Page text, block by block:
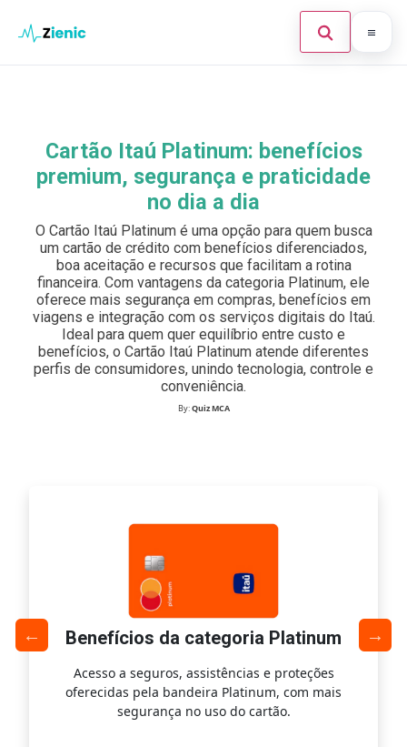
Abrir
Investimento
Legal
Buscar:
Pulsa Enter para buscar o ESC para cerrar.
Cartão Itaú Platinum: benefícios
premium, segurança e praticidade
no dia a dia
O Cartão Itaú Platinum é uma opção para quem busca
um cartão de crédito com benefícios diferenciados,
boa aceitação e recursos que facilitam a rotina
financeira. Com vantagens da categoria Platinum, ele
oferece mais segurança em compras, benefícios em
viagens e integração com os serviços digitais do Itaú.
Ideal para quem quer equilíbrio entre custo e
benefícios, o Cartão Itaú Platinum atende diferentes
perfis de consumidores, unindo tecnologia, controle e
conveniência.
By:Quiz MCA
Benefícios da categoria Platinum
Acesso a seguros, assistências e proteções
oferecidas pela bandeira Platinum, com mais
segurança no uso do cartão.